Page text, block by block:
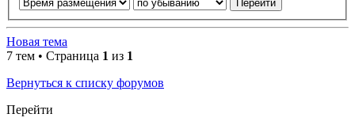
Новая тема
7 тем • Страница 1 из 1
Вернуться к списку форумов
Перейти